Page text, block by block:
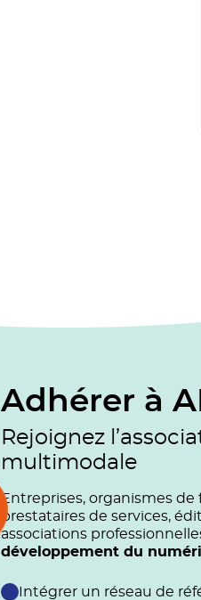
Adhérer à
Rejoignez
multimodale
Entreprises, organismes
prestataires de services,
associations
développement du
Intégrer un réseau de